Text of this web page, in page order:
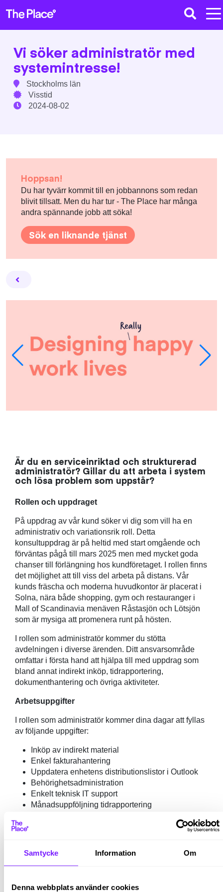
Samtycke Information Om
Denna webbplats använder cookies
Vi söker administratör med
systemintresse!
Stockholms län
Visstid
2024-08-02
Hoppsan!
Du har tyvärr kommit till en jobbannons som redan
blivit tillsatt. Men du har tur - The Place har många
andra spännande jobb att söka!
Sök en liknande tjänst
Är du en serviceinriktad och strukturerad
administratör? Gillar du att arbeta i system
och lösa problem som uppstår?
Rollen och uppdraget
På uppdrag av vår kund söker vi dig som vill ha en
administrativ och variationsrik roll. Detta
konsultuppdrag är på heltid med start omgående och
förväntas pågå till mars 2025 men med mycket goda
chanser till förlängning hos kundföretaget. I rollen finns
det möjlighet att till viss del arbeta på distans. Vår
kunds fräscha och moderna huvudkontor är placerat i
Solna, nära både shopping, gym och restauranger i
Mall of Scandinavia menäven Råstasjön och Lötsjön
som är mysiga att promenera runt på hösten.
I rollen som administratör kommer du stötta
avdelningen i diverse ärenden. Ditt ansvarsområde
omfattar i första hand att hjälpa till med uppdrag som
bland annat indirekt inköp, tidrapportering,
dokumenthantering och övriga aktiviteter.
Arbetsuppgifter
I rollen som administratör kommer dina dagar att fyllas
av följande uppgifter:
Inköp av indirekt material
Enkel fakturahantering
Uppdatera enhetens distributionslistor i Outlook
Behörighetsadministration
Enkelt teknisk IT support
Månadsuppföljning tidrapportering
Fungera som aktivt stöd åt kollegor och hjälpa
kommunikation och samordning i samband med
projekt